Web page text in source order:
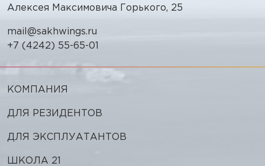
Алексея Максимовича Горького, 25
mail@sakhwings.ru
+7 (4242) 55-65-01
КОМПАНИЯ
ДЛЯ РЕЗИДЕНТОВ
ДЛЯ ЭКСПЛУАТАНТОВ
ШКОЛА 21